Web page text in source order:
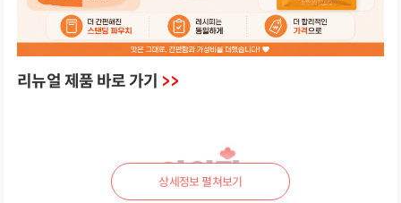
리뉴얼 제품 바로 가기 >>
상